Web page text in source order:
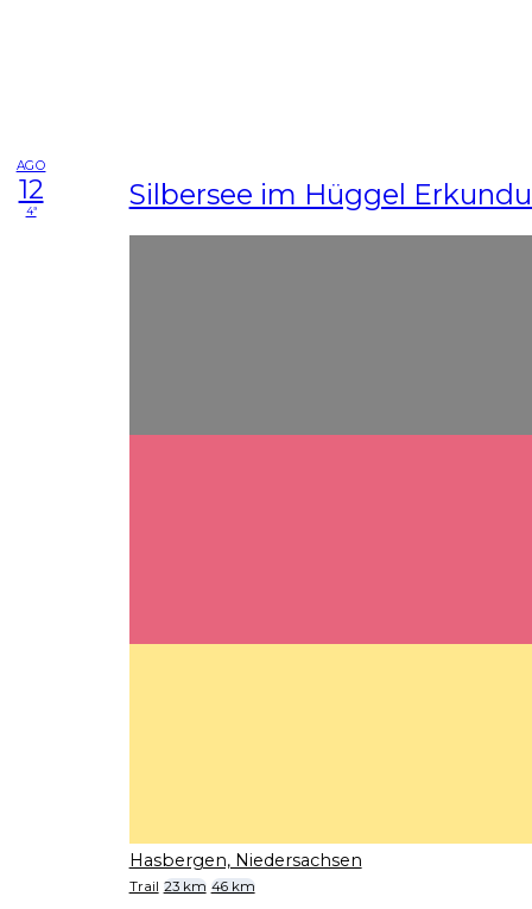
AGO
12
4ª Silbersee im Hüggel
Hasbergen, Niedersachsen
Trail 23 km 46 km